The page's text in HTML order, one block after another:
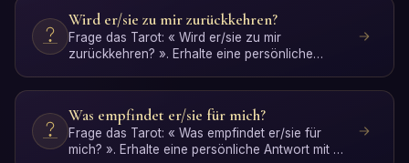
Wird er/sie zu mir zurückkehren?
Frage das Tarot: « Wird er/sie zu mir
zurückkehren? ». Erhalte eine persönliche
Was empfindet er/sie für mich?
Frage das Tarot: « Was empfindet er/sie für
mich? ». Erhalte eine persönliche Antwort mit KI-